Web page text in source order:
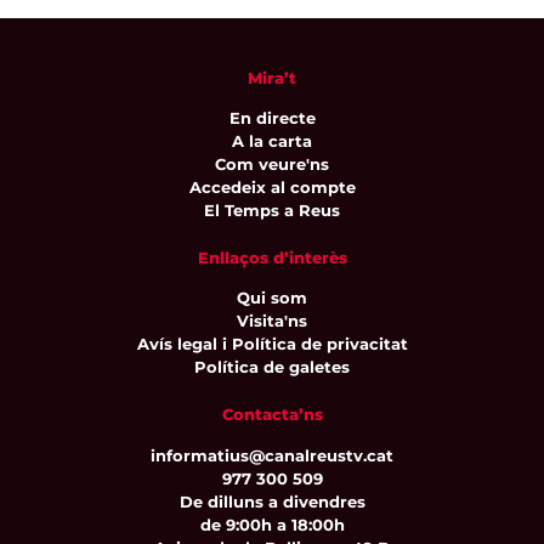
Mira’t
En directe
A la carta
Com veure'ns
Accedeix al compte
El Temps a Reus
Enllaços d’interès
Qui som
Visita'ns
Avís legal i Política de privacitat
Política de galetes
Contacta’ns
informatius@canalreustv.cat
977 300 509
De dilluns a divendres
de 9:00h a 18:00h